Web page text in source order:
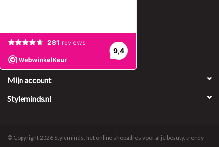
Mijn account
Styleminds.nl
© Copyright 2026 Styleminds, het online shopadres voor al je beauty, trendy